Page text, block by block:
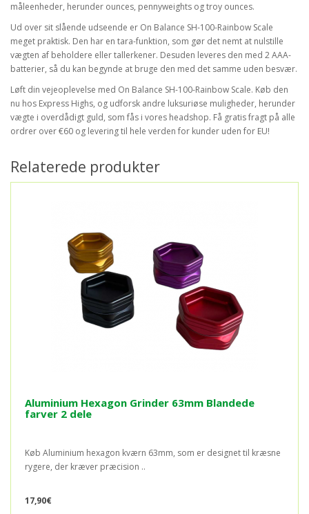
måleenheder, herunder ounces, pennyweights og troy ounces.
Ud over sit slående udseende er On Balance SH-100-Rainbow Scale
meget praktisk. Den har en tara-funktion, som gør det nemt at nulstille
vægten af beholdere eller tallerkener. Desuden leveres den med 2 AAA-
batterier, så du kan begynde at bruge den med det samme uden besvær.
Løft din vejeoplevelse med On Balance SH-100-Rainbow Scale. Køb den
nu hos Express Highs, og udforsk andre luksuriøse muligheder, herunder
vægte i overdådigt guld, som fås i vores headshop. Få gratis fragt på alle
ordrer over €60 og levering til hele verden for kunder uden for EU!
Relaterede produkter
Aluminium Hexagon Grinder 63mm Blandede
farver 2 dele
Køb Aluminium hexagon kværn 63mm, som er designet til kræsne
rygere, der kræver præcision ..
17,90€